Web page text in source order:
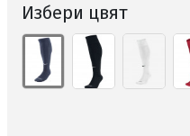
Избери цвят